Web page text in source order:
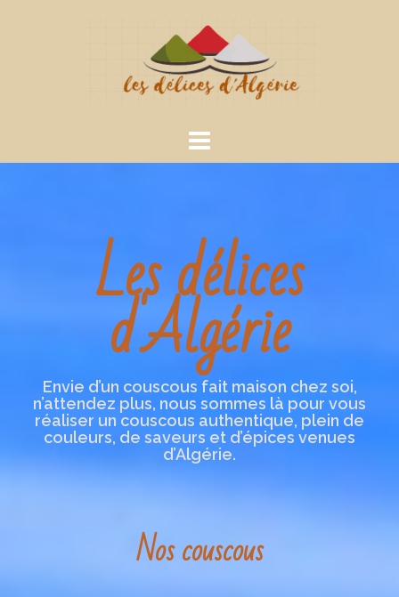
Les délices
d'Algérie
Envie d’un couscous fait maison chez soi,
n’attendez plus, nous sommes là pour vous
réaliser un couscous authentique, plein de
couleurs, de saveurs et d’épices venues
d’Algérie.
Nos couscous